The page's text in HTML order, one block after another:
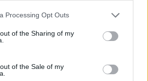
Processing Opt Outs
of the Sharing of my
of the Sale of my
"Bezi" Wróbel, Tomasz
Milaniuk, Szymon "MuliBoom"
"Sinmivak" Rucki, Artur "Rybson"
Świech, Paweł "Woolite" Pruski
o esport będziemy mogli oglądać